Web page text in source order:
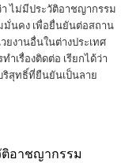
ไม่มีประวัติอาชญากรรม
นคง เพื่อยื่นยันต่อสถาน
ยงานอื่นในต่างประเทศ
ำเรื่องติดต่อ เรียกได้ว่า
ริสุทธิ์ที่ยืนยันเป็นลาย
อาชญากรรม